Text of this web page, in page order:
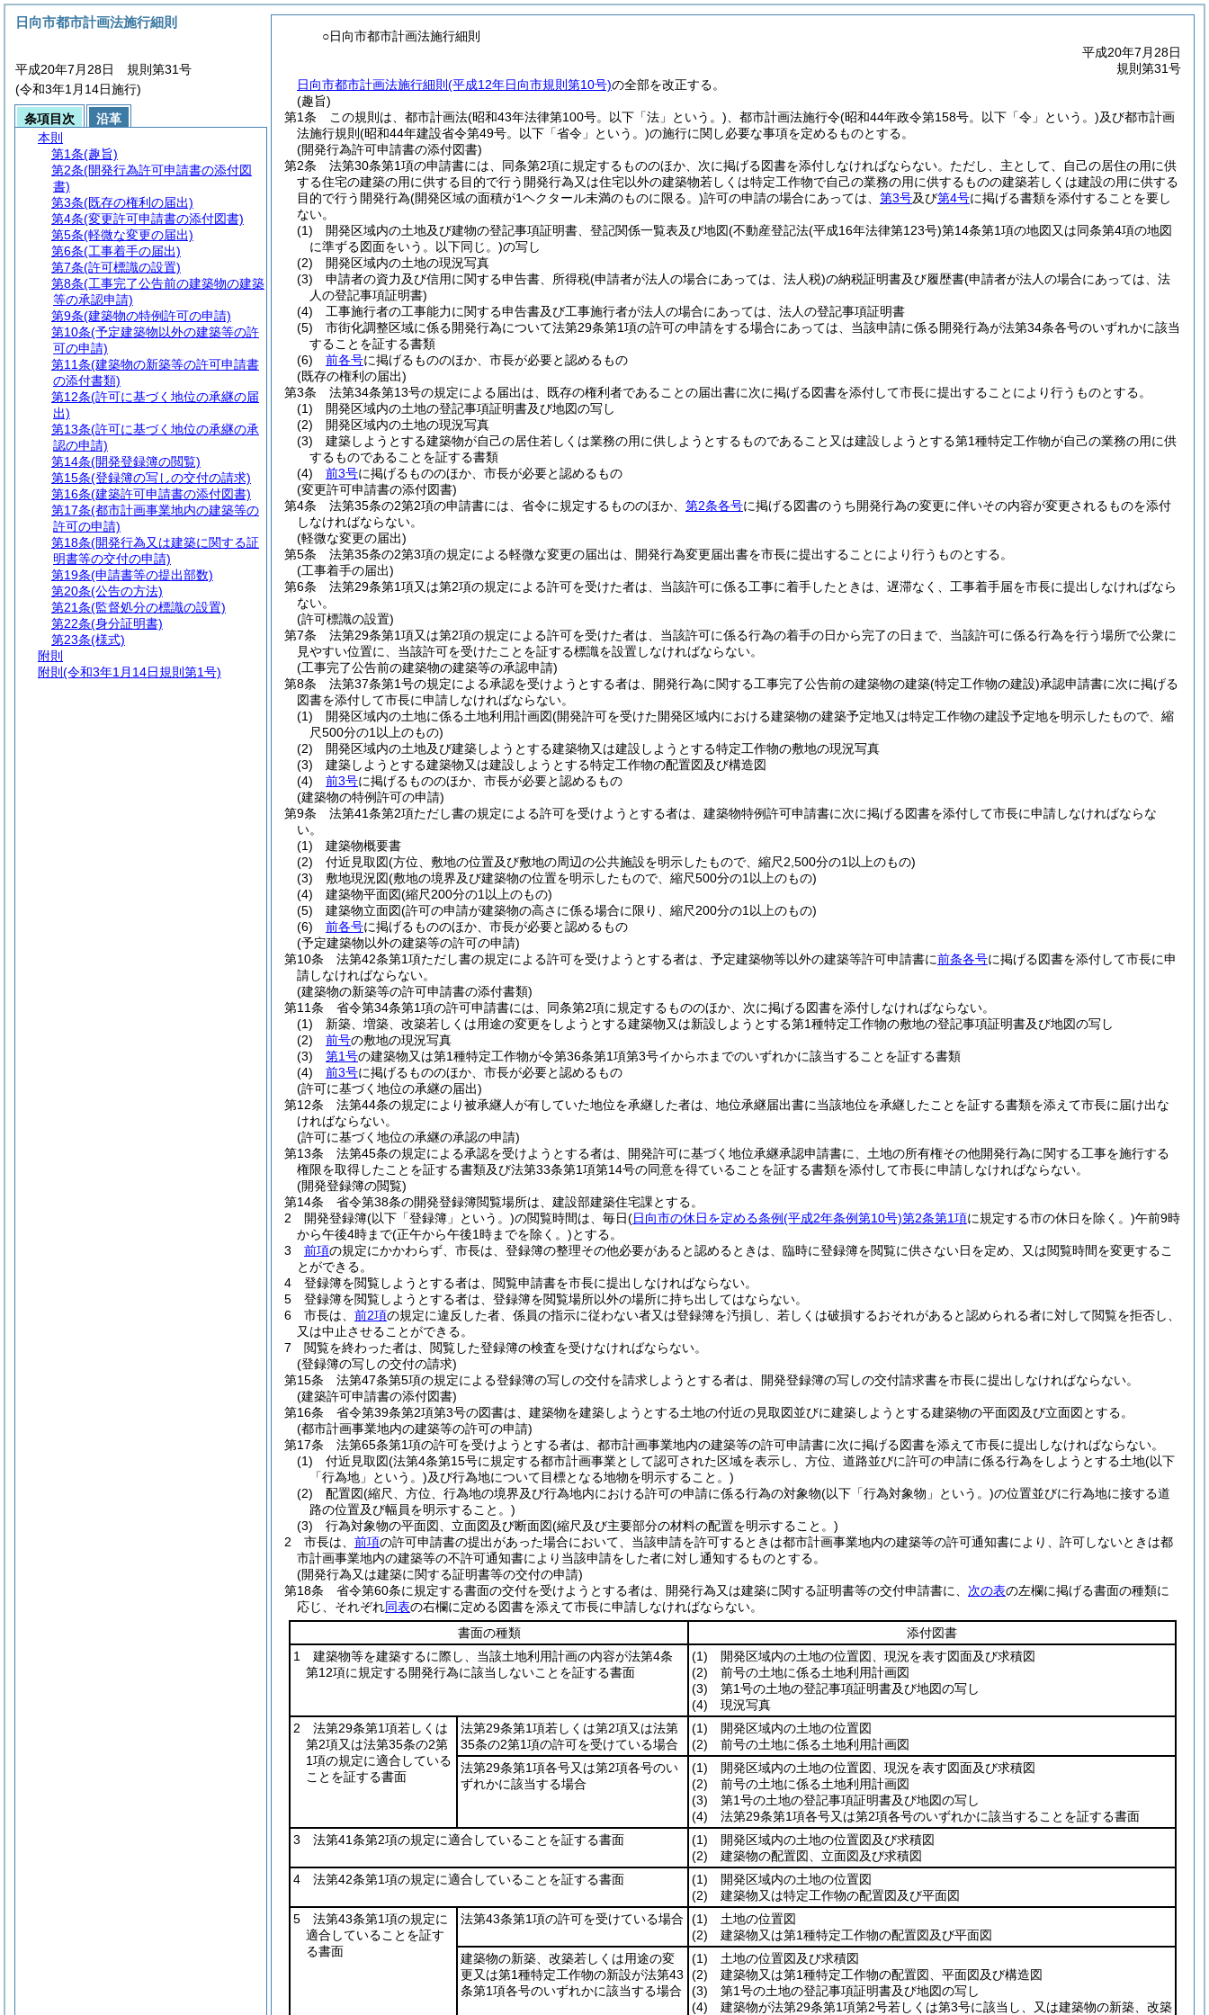
○日向市都市計画法施行細則
平成20年7月28日
規則第31号
日向市都市計画法施行細則(平成12年日向市規則第10号)の全部を改正する。
(趣旨)
第1条
この規則は、都市計画法(昭和43年法律第100号。以下「法」という。) 、都市計画法施行令(昭和44年政令第158号。以下「令」という。)及び都市計画
法施行規則 (昭和44年建設省令第49号。以下「省令」という。)の施行に関し必要な事項を定めるものとする。
(開発行為許可申請書の添付図書)
第2条
法第30条第1項の申請書には、同条第2項に規定するもののほか、次に掲げる図書を添付しなければならない。 ただし、主として、自己の居住の用に供
する住宅の建築の用に供する目的で行う開発行為又は住宅以外の建築物若しくは特定工作物で自己の業務の用に供するものの建築若しくは建設の用に供する
目的で行う開発行為(開発区域の面積が1ヘクタール未満のものに限る。)許可の申請の場合にあっては、 第3号及び第4号に掲げる書類を添付することを要し
ない。
(1)
開発区域内の土地及び建物の登記事項証明書、登記関係一覧表及び地図(不動産登記法(平成16年法律第123号)第14条第1項の地図又は同条第4項の地図
に準ずる図面をいう。以下同じ。)の写し
(2)
開発区域内の土地の現況写真
(3)
申請者の資力及び信用に関する申告書、所得税(申請者が法人の場合にあっては、法人税)の納税証明書及び履歴書(申請者が法人の場合にあっては、法
人の登記事項証明書)
(4)
工事施行者の工事能力に関する申告書及び工事施行者が法人の場合にあっては、法人の登記事項証明書
(5)
市街化調整区域に係る開発行為について法第29条第1項の許可の申請をする場合にあっては、当該申請に係る開発行為が法第34条各号のいずれかに該当
することを証する書類
(6)
前各号に掲げるもののほか、市長が必要と認めるもの
(既存の権利の届出)
第3条
法第34条第13号の規定による届出は、既存の権利者であることの届出書に次に掲げる図書を添付して市長に提出することにより行うものとする。
(1)
開発区域内の土地の登記事項証明書及び地図の写し
(2)
開発区域内の土地の現況写真
(3)
建築しようとする建築物が自己の居住若しくは業務の用に供しようとするものであること又は建設しようとする第1種特定工作物が自己の業務の用に供
するものであることを証する書類
(4)
前3号に掲げるもののほか、市長が必要と認めるもの
(変更許可申請書の添付図書)
第4条
法第35条の2第2項の申請書には、省令に規定するもののほか、 第2条各号に掲げる図書のうち開発行為の変更に伴いその内容が変更されるものを添付
しなければならない。
(軽微な変更の届出)
第5条
法第35条の2第3項の規定による軽微な変更の届出は、開発行為変更届出書を市長に提出することにより行うものとする。
(工事着手の届出)
第6条
法第29条第1項又は第2項の規定による許可を受けた者は、当該許可に係る工事に着手したときは、遅滞なく、工事着手届を市長に提出しなければなら
ない。
(許可標識の設置)
第7条
法第29条第1項又は第2項の規定による許可を受けた者は、当該許可に係る行為の着手の日から完了の日まで、当該許可に係る行為を行う場所で公衆に
見やすい位置に、当該許可を受けたことを証する標識を設置しなければならない。
(工事完了公告前の建築物の建築等の承認申請)
第8条
法第37条第1号の規定による承認を受けようとする者は、開発行為に関する工事完了公告前の建築物の建築(特定工作物の建設)承認申請書に次に掲げる
図書を添付して市長に申請しなければならない。
(1)
開発区域内の土地に係る土地利用計画図(開発許可を受けた開発区域内における建築物の建築予定地又は特定工作物の建設予定地を明示したもので、縮
尺500分の1以上のもの)
(2)
開発区域内の土地及び建築しようとする建築物又は建設しようとする特定工作物の敷地の現況写真
(3)
建築しようとする建築物又は建設しようとする特定工作物の配置図及び構造図
(4)
前3号に掲げるもののほか、市長が必要と認めるもの
(建築物の特例許可の申請)
第9条
法第41条第2項ただし書の規定による許可を受けようとする者は、建築物特例許可申請書に次に掲げる図書を添付して市長に申請しなければならな
い。
(1)
建築物概要書
(2)
付近見取図(方位、敷地の位置及び敷地の周辺の公共施設を明示したもので、縮尺2,500分の1以上のもの)
(3)
敷地現況図(敷地の境界及び建築物の位置を明示したもので、縮尺500分の1以上のもの)
(4)
建築物平面図(縮尺200分の1以上のもの)
(5)
建築物立面図(許可の申請が建築物の高さに係る場合に限り、縮尺200分の1以上のもの)
(6)
前各号に掲げるもののほか、市長が必要と認めるもの
(予定建築物以外の建築等の許可の申請)
第10条
法第42条第1項ただし書の規定による許可を受けようとする者は、予定建築物等以外の建築等許可申請書に前条各号に掲げる図書を添付して市長に申
請しなければならない。
(建築物の新築等の許可申請書の添付書類)
第11条
省令第34条第1項の許可申請書には、同条第2項に規定するもののほか、次に掲げる図書を添付しなければならない。
(1)
新築、増築、改築若しくは用途の変更をしようとする建築物又は新設しようとする第1種特定工作物の敷地の登記事項証明書及び地図の写し
(2)
前号の敷地の現況写真
(3)
第1号の建築物又は第1種特定工作物が令第36条第1項第3号イからホまでのいずれかに該当することを証する書類
(4)
前3号に掲げるもののほか、市長が必要と認めるもの
(許可に基づく地位の承継の届出)
第12条
法第44条の規定により被承継人が有していた地位を承継した者は、地位承継届出書に当該地位を承継したことを証する書類を添えて市長に届け出な
ければならない。
(許可に基づく地位の承継の承認の申請)
第13条
法第45条の規定による承認を受けようとする者は、開発許可に基づく地位承継承認申請書に、土地の所有権その他開発行為に関する工事を施行する
権限を取得したことを証する書類及び法第33条第1項第14号の同意を得ていることを証する書類を添付して市長に申請しなければならない。
(開発登録簿の閲覧)
第14条
省令第38条の開発登録簿閲覧場所は、建設部建築住宅課とする。
2
開発登録簿(以下「登録簿」という。)の閲覧時間は、毎日(日向市の休日を定める条例(平成2年条例第10号)第2条第1項に規定する市の休日を除く。)午前9時
から午後4時まで(正午から午後1時までを除く。)とする。
3
前項の規定にかかわらず、市長は、登録簿の整理その他必要があると認めるときは、臨時に登録簿を閲覧に供さない日を定め、又は閲覧時間を変更するこ
とができる。
4
登録簿を閲覧しようとする者は、閲覧申請書を市長に提出しなければならない。
5
登録簿を閲覧しようとする者は、登録簿を閲覧場所以外の場所に持ち出してはならない。
6
市長は、 前2項の規定に違反した者、係員の指示に従わない者又は登録簿を汚損し、若しくは破損するおそれがあると認められる者に対して閲覧を拒否し、
又は中止させることができる。
7
閲覧を終わった者は、閲覧した登録簿の検査を受けなければならない。
(登録簿の写しの交付の請求)
第15条
法第47条第5項の規定による登録簿の写しの交付を請求しようとする者は、開発登録簿の写しの交付請求書を市長に提出しなければならない。
(建築許可申請書の添付図書)
第16条
省令第39条第2項第3号の図書は、建築物を建築しようとする土地の付近の見取図並びに建築しようとする建築物の平面図及び立面図とする。
(都市計画事業地内の建築等の許可の申請)
第17条
法第65条第1項の許可を受けようとする者は、都市計画事業地内の建築等の許可申請書に次に掲げる図書を添えて市長に提出しなければならない。
(1)
付近見取図(法第4条第15号に規定する都市計画事業として認可された区域を表示し、方位、道路並びに許可の申請に係る行為をしようとする土地(以下
「行為地」という。)及び行為地について目標となる地物を明示すること。)
(2)
配置図(縮尺、方位、行為地の境界及び行為地内における許可の申請に係る行為の対象物(以下「行為対象物」という。)の位置並びに行為地に接する道
路の位置及び幅員を明示すること。)
(3)
行為対象物の平面図、立面図及び断面図(縮尺及び主要部分の材料の配置を明示すること。)
2
市長は、 前項の許可申請書の提出があった場合において、当該申請を許可するときは都市計画事業地内の建築等の許可通知書により、許可しないときは都
市計画事業地内の建築等の不許可通知書により当該申請をした者に対し通知するものとする。
(開発行為又は建築に関する証明書等の交付の申請)
第18条
省令第60条に規定する書面の交付を受けようとする者は、開発行為又は建築に関する証明書等の交付申請書に、 次の表の左欄に掲げる書面の種類に
応じ、それぞれ同表の右欄に定める図書を添えて市長に申請しなければならない。
書面の種類
添付図書
1 建築物等を建築するに際し、当該土地利用計画の内容が法第4条
第12項に規定する開発行為に該当しないことを証する書面
(1) 開発区域内の土地の位置図、現況を表す図面及び求積図
(2) 前号の土地に係る土地利用計画図
(3) 第1号の土地の登記事項証明書及び地図の写し
(4) 現況写真
2 法第29条第1項若しくは
第2項又は法第35条の2第
1項の規定に適合している
ことを証する書面
法第29条第1項若しくは第2項又は法第
35条の2第1項の許可を受けている場合
(1) 開発区域内の土地の位置図
(2) 前号の土地に係る土地利用計画図
法第29条第1項各号又は第2項各号のい
ずれかに該当する場合
(1) 開発区域内の土地の位置図、現況を表す図面及び求積図
(2) 前号の土地に係る土地利用計画図
(3) 第1号の土地の登記事項証明書及び地図の写し
(4) 法第29条第1項各号又は第2項各号のいずれかに該当することを証する書面
3 法第41条第2項の規定に適合していることを証する書面
(1) 開発区域内の土地の位置図及び求積図
(2) 建築物の配置図、立面図及び求積図
4 法第42条第1項の規定に適合していることを証する書面
(1) 開発区域内の土地の位置図
(2) 建築物又は特定工作物の配置図及び平面図
5 法第43条第1項の規定に
適合していることを証す
る書面
法第43条第1項の許可を受けている場合 (1) 土地の位置図
(2) 建築物又は第1種特定工作物の配置図及び平面図
建築物の新築、改築若しくは用途の変
更又は第1種特定工作物の新設が法第43
条第1項各号のいずれかに該当する場合
(1) 土地の位置図及び求積図
(2) 建築物又は第1種特定工作物の配置図、平面図及び構造図
(3) 第1号の土地の登記事項証明書及び地図の写し
(4) 建築物が法第29条第1項第2号若しくは第3号に該当し、又は建築物の新築、改築
日向市都市計画法施行細則
平成20年7月28日 規則第31号
(令和3年1月14日施行)
条項目次
沿革
本則
第1条(趣旨)
第2条(開発行為許可申請書の添付図
書)
第3条(既存の権利の届出)
第4条(変更許可申請書の添付図書)
第5条(軽微な変更の届出)
第6条(工事着手の届出)
第7条(許可標識の設置)
第8条(工事完了公告前の建築物の建築
等の承認申請)
第9条(建築物の特例許可の申請)
第10条(予定建築物以外の建築等の許
可の申請)
第11条(建築物の新築等の許可申請書
の添付書類)
第12条(許可に基づく地位の承継の届
出)
第13条(許可に基づく地位の承継の承
認の申請)
第14条(開発登録簿の閲覧)
第15条(登録簿の写しの交付の請求)
第16条(建築許可申請書の添付図書)
第17条(都市計画事業地内の建築等の
許可の申請)
第18条(開発行為又は建築に関する証
明書等の交付の申請)
第19条(申請書等の提出部数)
第20条(公告の方法)
第21条(監督処分の標識の設置)
第22条(身分証明書)
第23条(様式)
附則
附則 (令和3年1月14日規則第1号)